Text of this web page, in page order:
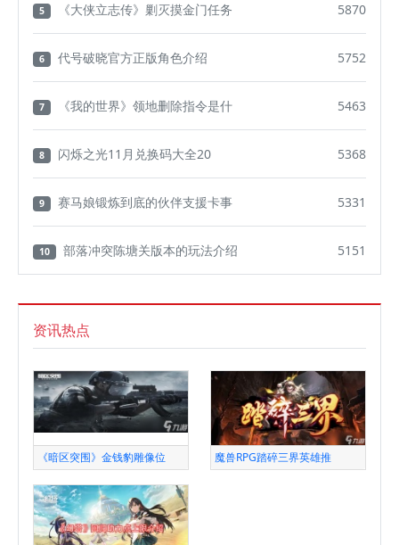
5 《大侠立志传》剿灭摸金门任务 5870
6 代号破晓官方正版角色介绍 5752
7 《我的世界》领地删除指令是什 5463
8 闪烁之光11月兑换码大全20 5368
9 赛马娘锻炼到底的伙伴支援卡事 5331
10 部落冲突陈塘关版本的玩法介绍 5151
资讯热点
《暗区突围》金钱豹雕像位 魔兽RPG踏碎三界英雄推